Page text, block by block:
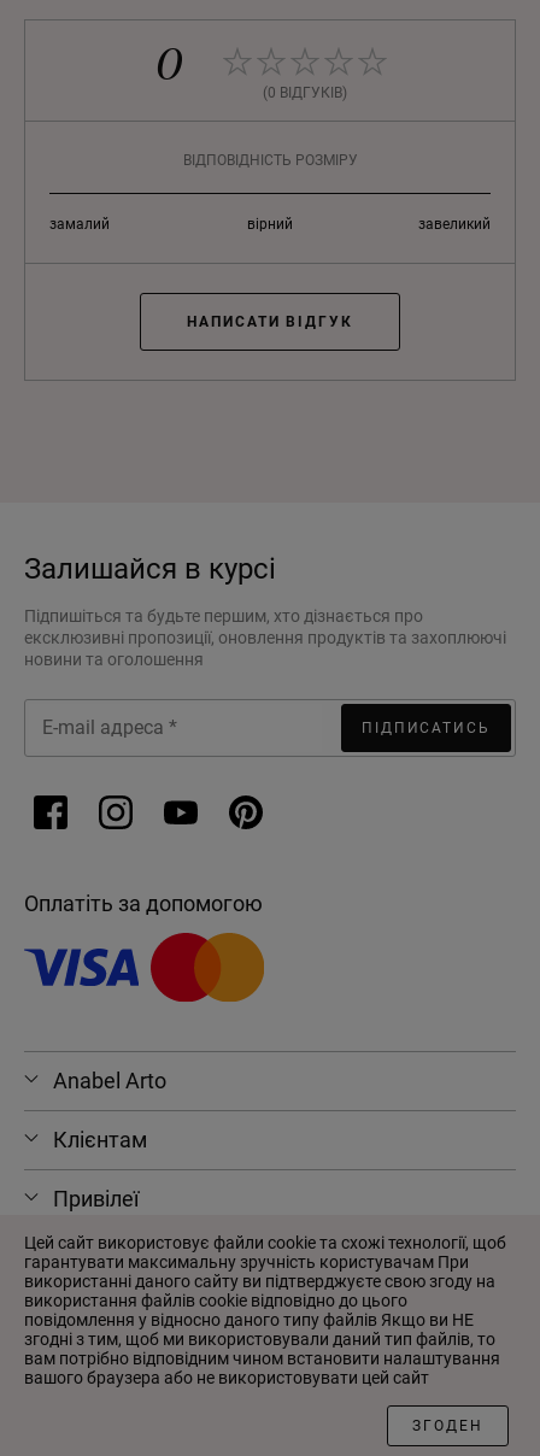
0
(0 ВІДГУКІВ)
ВІДПОВІДНІСТЬ РОЗМІРУ
замалий вірний завеликий
НАПИСАТИ ВІДГУК
Залишайся в курсі
Підпишіться та будьте першим, хто дізнається про
ексклюзивні пропозиції, оновлення продуктів та захоплюючі
новини та оголошення
ПІДПИСАТИСЬ
Оплатіть за допомогою
Anabel Arto
Клієнтам
Привілеї
© 2026 Anabel Arto
Угода користувача
Політика конфіденційності
Цей сайт використовує файли cookie та схожі технології, щоб
гарантувати максимальну зручність користувачам При
використанні даного сайту ви підтверджуєте свою згоду на
використання файлів cookie відповідно до цього
повідомлення у відносно даного типу файлів Якщо ви НЕ
згодні з тим, щоб ми використовували даний тип файлів, то
вам потрібно відповідним чином встановити налаштування
вашого браузера або не використовувати цей сайт
ЗГОДЕН